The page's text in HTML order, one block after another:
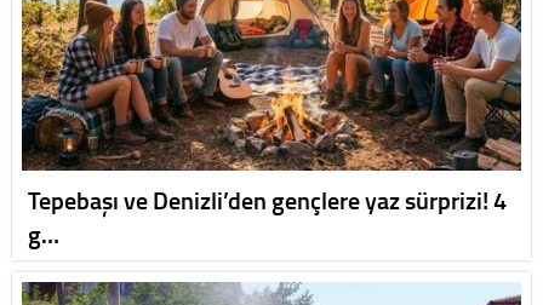
Tepebaşı ve Denizli’den gençlere yaz sürprizi! 4
g…